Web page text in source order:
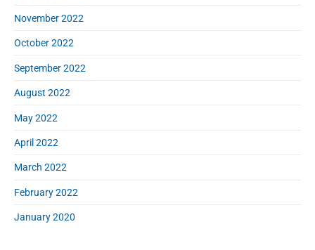
November 2022
October 2022
September 2022
August 2022
May 2022
April 2022
March 2022
February 2022
January 2020